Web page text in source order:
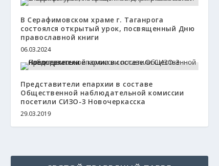
В Серафимовском храме г. Таганрога
состоялся открытый урок, посвященный Дню
православной книги
06.03.2024
Представители епархии в составе
Общественной наблюдательной комиссии
посетили СИЗО-3 Новочеркасска
29.03.2019